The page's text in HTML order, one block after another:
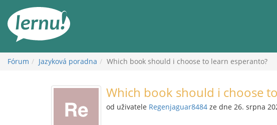
obsahu
Fórum Jazyková poradna Which book should i choose to learn esperanto?
Which book should i choose
od uživatele Regenjaguar8484 ze dne 26. srpna